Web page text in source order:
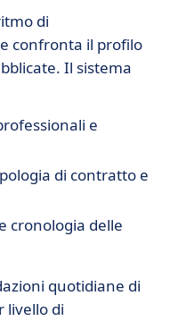
di
confronta il profilo
Il sistema
e
di contratto e
cronologia delle
quotidiane di
livello di